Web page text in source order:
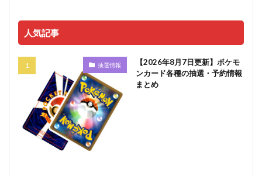
人気記事
抽選情報
【2026年8月7日更新】ポケモ
ンカード各種の抽選・予約情報
まとめ